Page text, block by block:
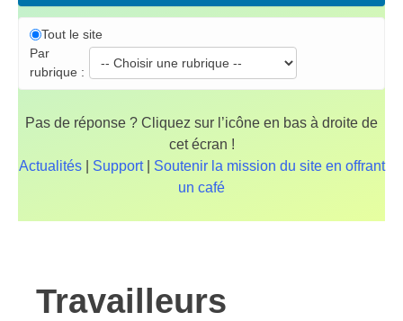
Tout le site
Par
rubrique :
Pas de réponse ? Cliquez sur l’icône en bas à droite de
cet écran !
Actualités| Support| Soutenir la mission du site en offrant
un café
Travailleurs